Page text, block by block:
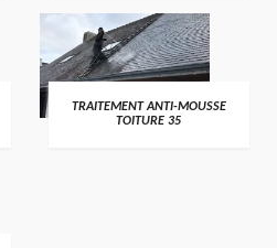
TRAITEMENT ANTI-MOUSSE
TOITURE 35